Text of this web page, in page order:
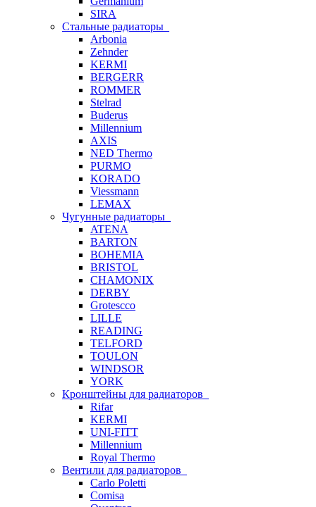
SIRA
Стальные радиаторы
Arbonia
Zehnder
KERMI
BERGERR
ROMMER
Stelrad
Buderus
Millennium
AXIS
NED Thermo
PURMO
KORADO
Viessmann
LEMAX
Чугунные радиаторы
ATENA
BARTON
BOHEMIA
BRISTOL
CHAMONIX
DERBY
Grotescco
LILLE
READING
TELFORD
TOULON
WINDSOR
YORK
Кронштейны для радиаторов
Rifar
KERMI
UNI-FITT
Millennium
Royal Thermo
Вентили для радиаторов
Carlo Poletti
Comisa